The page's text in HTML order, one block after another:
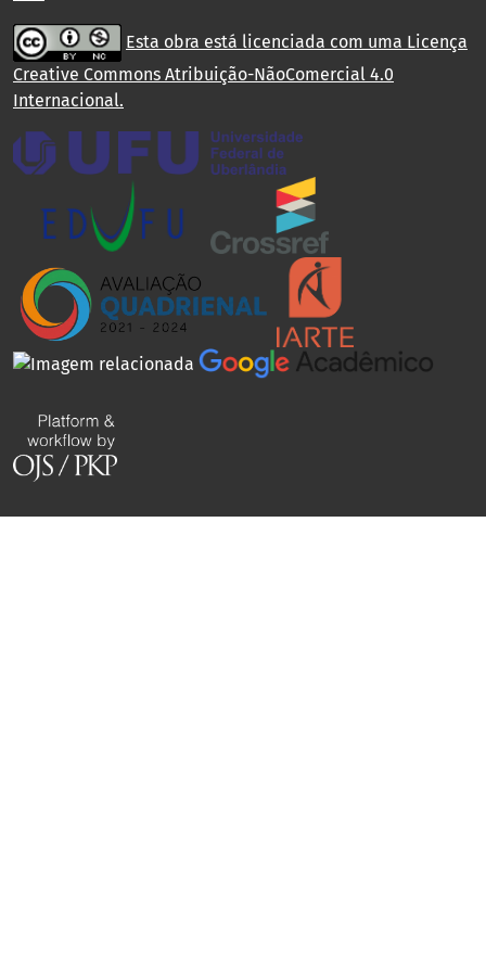
Esta obra está licenciada com uma Licença
Creative Commons Atribuição-NãoComercial 4.0
Internacional.